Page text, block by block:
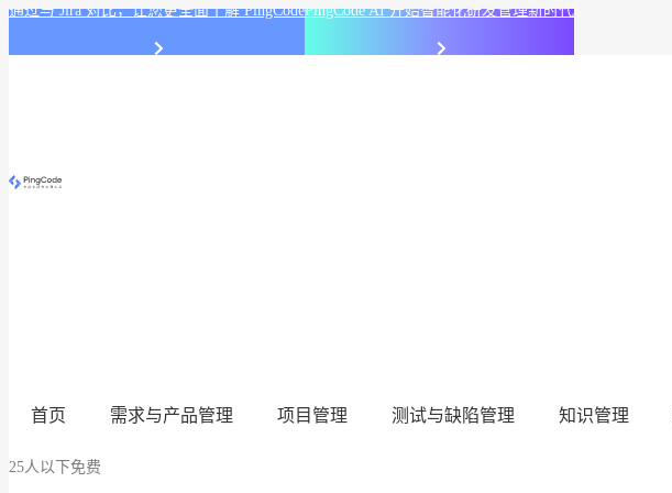
通过与 Jira 对比，让您更全面了解 PingCodePingCode AI 开始智能化研发管理新时代
首页 需求与产品管理 项目管理 测试与缺陷管理 知识管理
25人以下免费